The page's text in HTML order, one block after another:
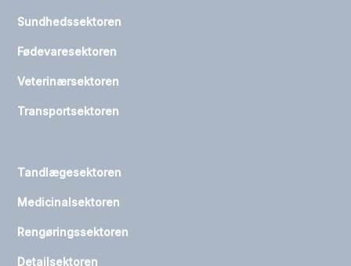
Sundhedssektoren
Fødevaresektoren
Veterinærsektoren
Transportsektoren
Tandlægesektoren
Medicinalsektoren
Rengøringssektoren
Detailsektoren